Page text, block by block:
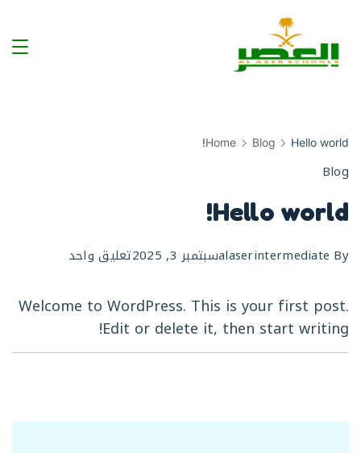
content
المرحلة
Home Blog Hello world!
Blog
Hello world!
By
alaserintermediateسبتمبر 3, 2025 تعليق واحد
world!
Welcome to WordPress. This is your first post.
Edit or delete it, then start writing!